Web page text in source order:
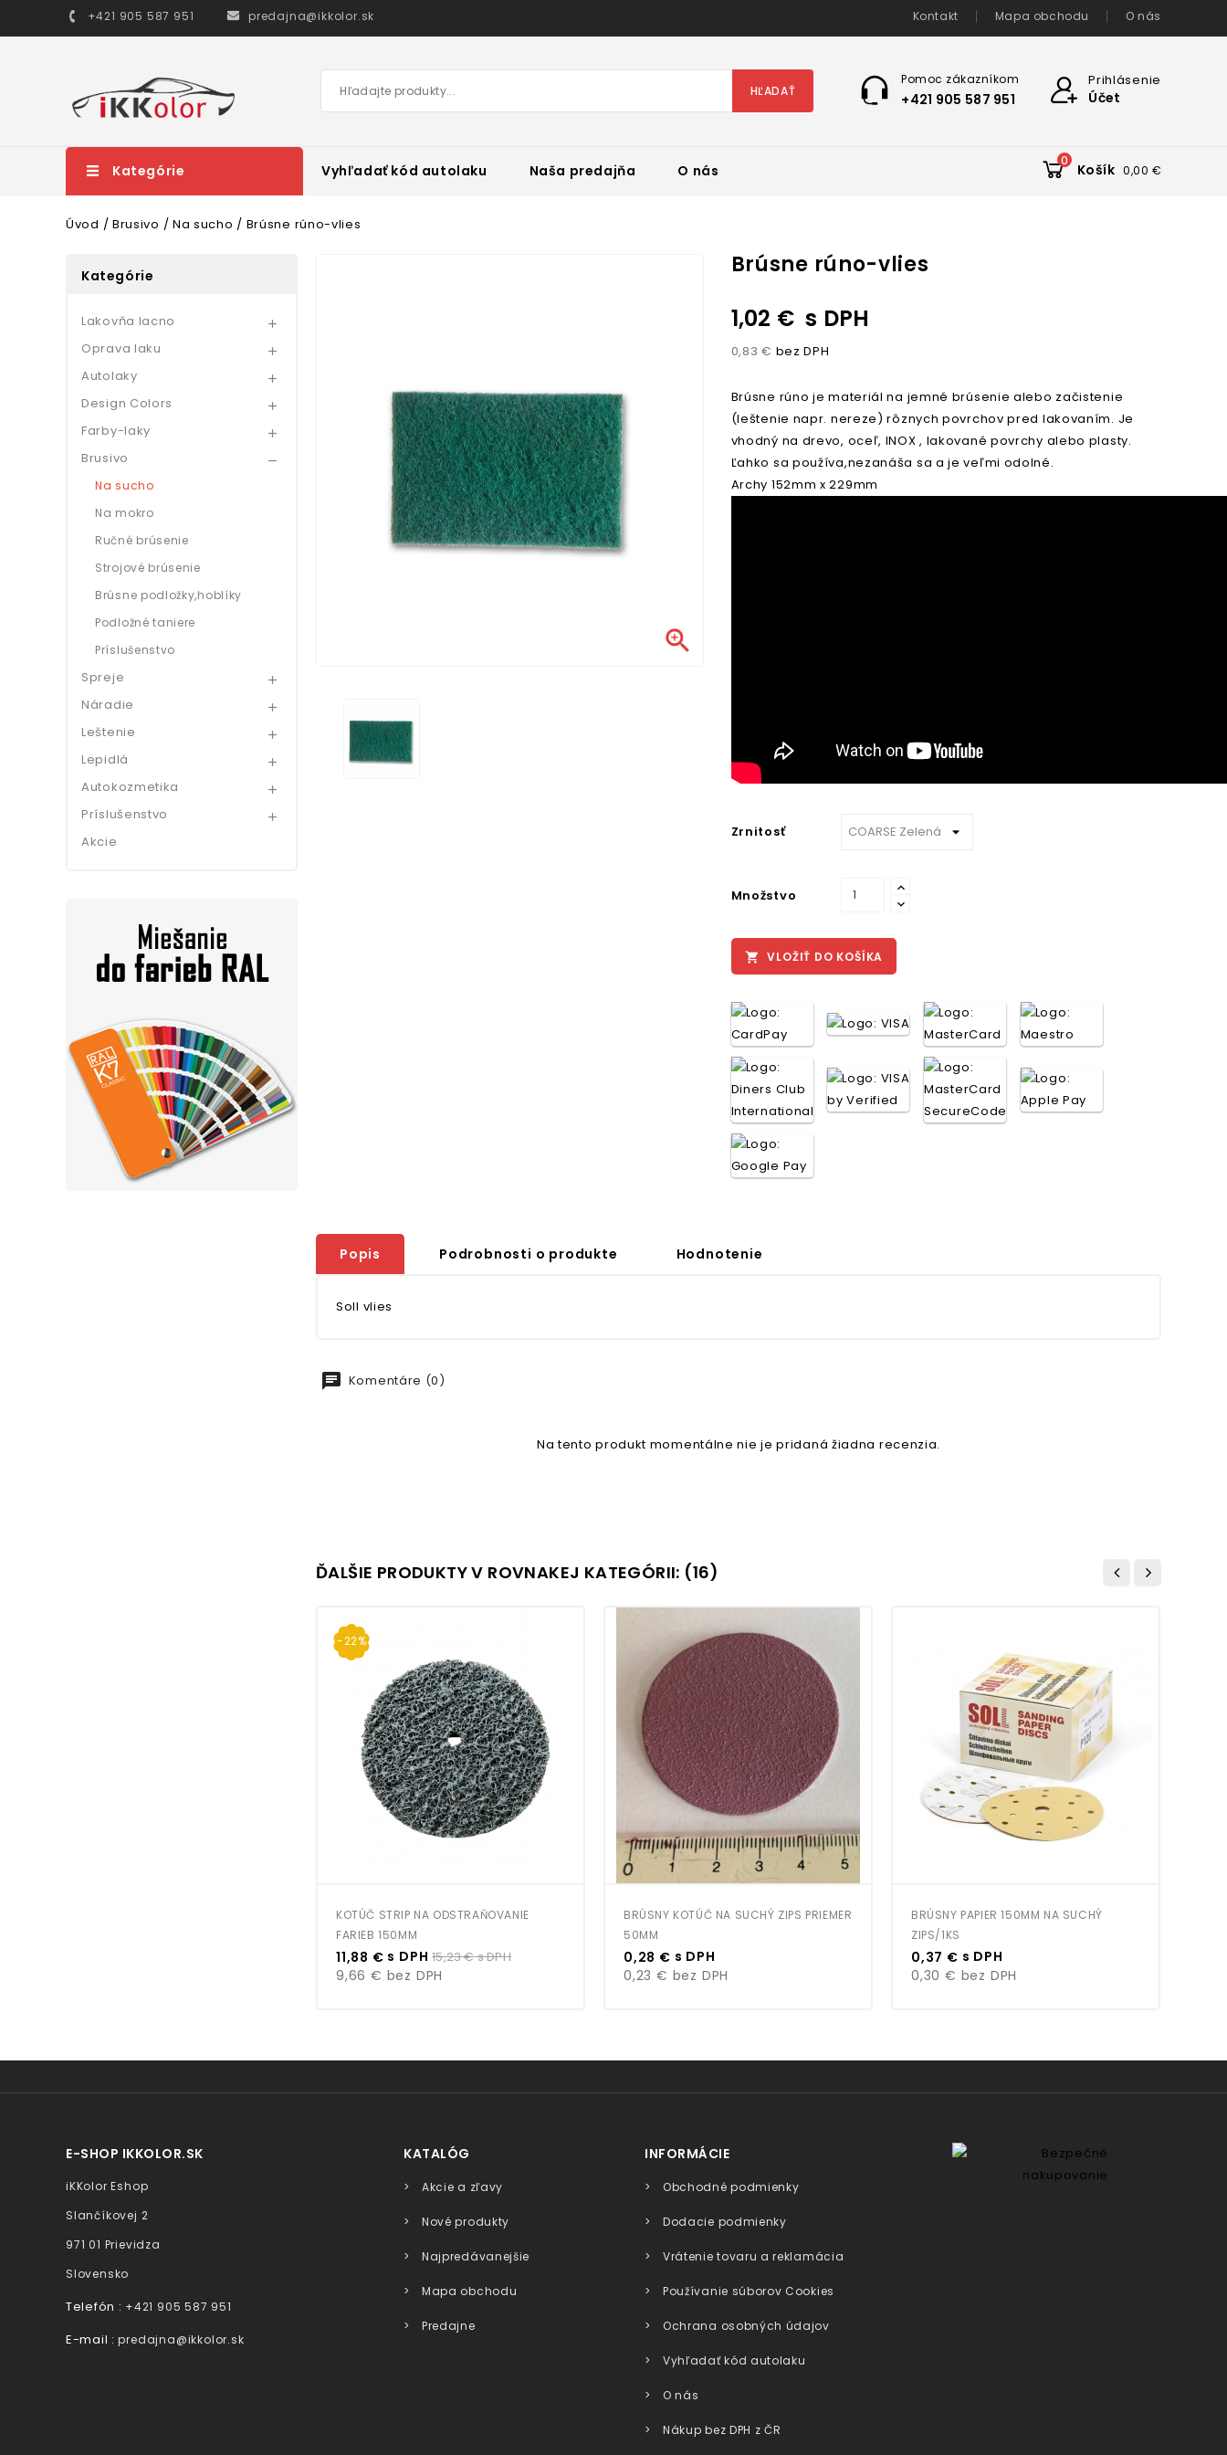
+421 905 587 951 predajna@ikkolor.sk Kontakt Mapa obchodu O nás
Prihlásenie
Účet
Pomoc zákazníkom
+421 905 587 951
HĽADAŤ
Kategórie Vyhľadať kód autolaku Naša predajňa O nás
0
Košík 0,00 €
Úvod Brusivo Na sucho Brúsne rúno-vlies
Kategórie
Lakovňa lacno 
Oprava laku 
Autolaky 
Design Colors 
Farby-laky 
Brusivo 
Na sucho
Na mokro
Ručné brúsenie
Strojové brúsenie
Brúsne podložky,hoblíky
Podložné taniere
Príslušenstvo
Spreje 
Náradie 
Leštenie 
Lepidlá 
Autokozmetika 
Príslušenstvo 
Akcie

Brúsne rúno-vlies
1,02 € s DPH
0,83 € bez DPH
Brúsne rúno je materiál na jemné brúsenie alebo začistenie
(leštenie napr. nereze) rôznych povrchov pred lakovaním. Je
vhodný na drevo, oceľ, INOX , lakované povrchy alebo plasty.
Ľahko sa používa,nezanáša sa a je veľmi odolné.
Archy 152mm x 229mm
Zrnitosť
Množstvo
 VLOŽIŤ DO KOŠÍKA
Popis Podrobnosti o produkte Hodnotenie
Soll vlies
chat Komentáre (0)
Na tento produkt momentálne nie je pridaná žiadna recenzia.
ĎALŠIE PRODUKTY V ROVNAKEJ KATEGÓRII: (16)
-22%
KOTÚČ STRIP NA ODSTRAŇOVANIE
FARIEB 150MM
Cena
11,88 € s DPH Bežná
cena
15,23 €s DPH
9,66 € bez DPH
BRÚSNY KOTÚČ NA SUCHÝ ZIPS PRIEMER
50MM
Cena
0,28 € s DPH
0,23 € bez DPH
BRÚSNY PAPIER 150MM NA SUCHÝ
ZIPS/1KS
Cena
0,37 € s DPH
0,30 € bez DPH
E-SHOP IKKOLOR.SK
iKKolor Eshop
Slančíkovej 2
971 01 Prievidza
Slovensko
Telefón : +421 905 587 951
E-mail :predajna@ikkolor.sk
KATALÓG
Akcie a zľavy
Nové produkty
Najpredávanejšie
Mapa obchodu
Predajne
INFORMÁCIE
Obchodné podmienky
Dodacie podmienky
Vrátenie tovaru a reklamácia
Používanie súborov Cookies
Ochrana osobných údajov
Vyhľadať kód autolaku
O nás
Nákup bez DPH z ČR